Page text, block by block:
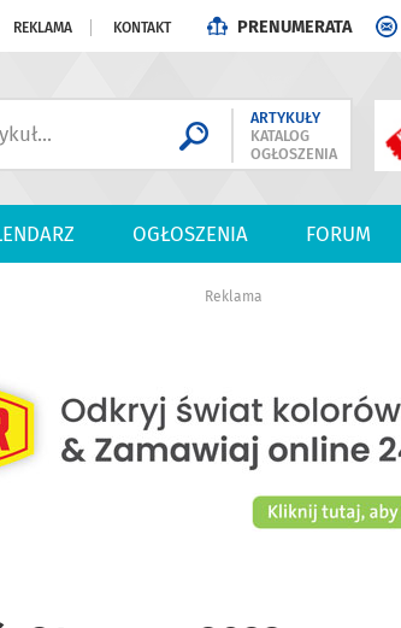
REKLAMA KONTAKT PRENUMERATA
ARTYKUŁY
KATALOG
OGŁOSZENIA
OGŁOSZENIA FORUM
Reklama